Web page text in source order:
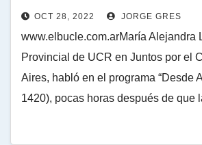
OCT 28, 2022 JORGE GRES
www.elbucle.com.arMaría Alejandra
Provincial de UCR en Juntos por el
Aires, habló en el programa “Desde
1420), pocas horas después de que